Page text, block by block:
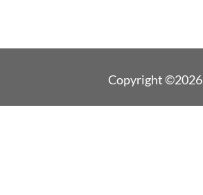
Copyright ©2026